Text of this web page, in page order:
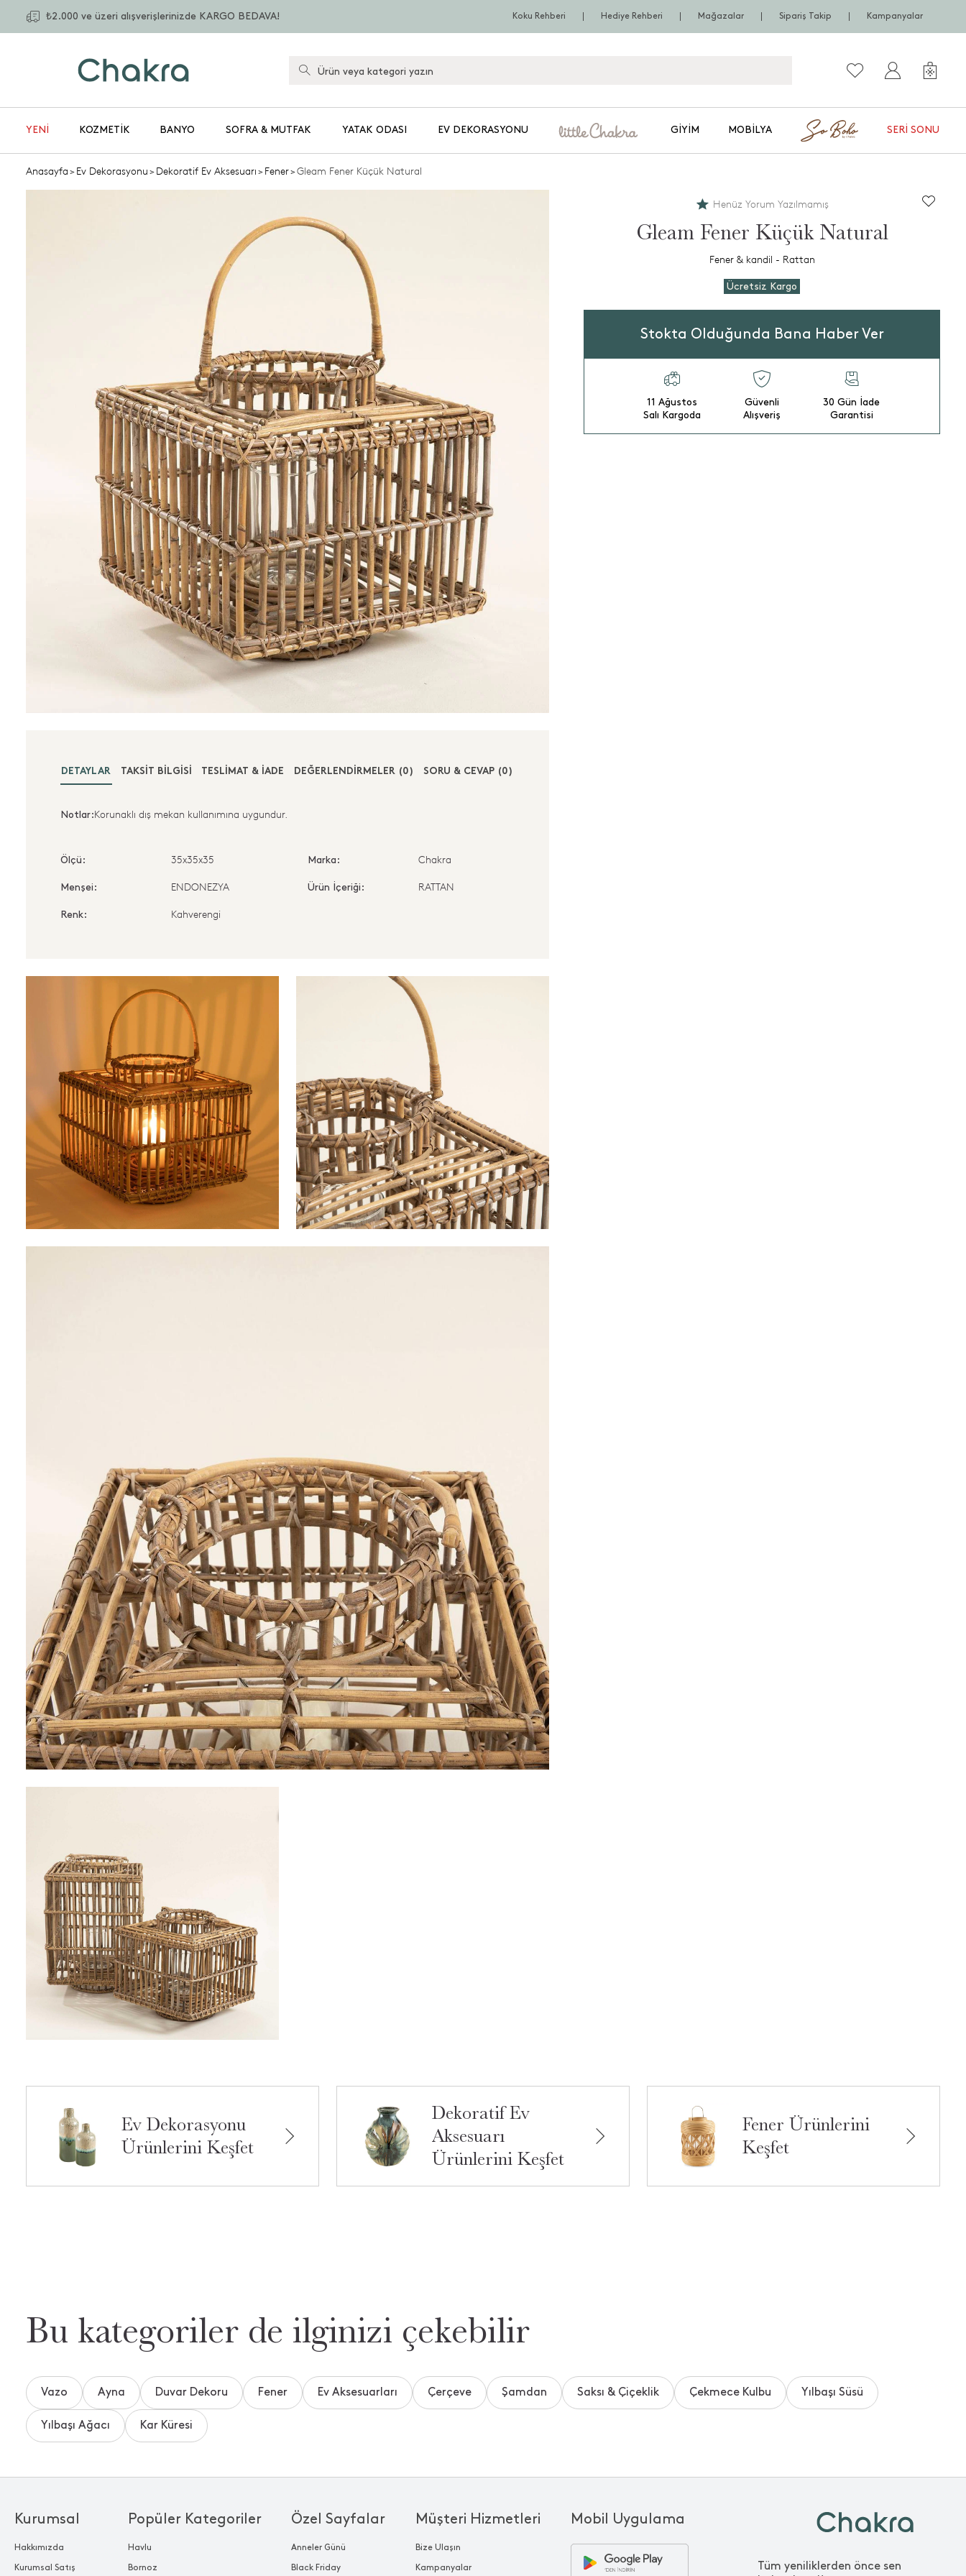
₺2.000 ve üzeri alışverişlerinizde KARGO BEDAVA! Koku Rehberi Hediye Rehberi Mağazalar Sipariş Takip Kampanyalar
YENİ KOZMETIK BANYO SOFRA & MUTFAK YATAK ODASI EV DEKORASYONU GIYIM MOBILYA SERI SONU
Anasayfa>Ev Dekorasyonu>Dekoratif Ev Aksesuarı>Fener>Gleam Fener Küçük Natural
DETAYLAR TAKSIT BILGISI TESLIMAT & İADE DEĞERLENDİRMELER (0) SORU & CEVAP (0)
Notlar:Korunaklı dış mekan kullanımına uygundur.
Ölçü: 35x35x35 Marka: Chakra
Menşei: ENDONEZYA Ürün İçeriği: RATTAN
Renk: Kahverengi
Henüz Yorum Yazılmamış
Gleam Fener Küçük Natural
Fener & kandil - Rattan
Ücretsiz Kargo
Stokta Olduğunda Bana Haber Ver
11 Ağustos
Salı Kargoda
Güvenli
Alışveriş
30 Gün İade
Garantisi
Ev Dekorasyonu
Ürünlerini Keşfet
Dekoratif Ev
Aksesuarı
Ürünlerini Keşfet
Fener Ürünlerini
Keşfet
Bu kategoriler de ilginizi çekebilir
Vazo Ayna Duvar Dekoru Fener Ev Aksesuarları Çerçeve Şamdan Saksı & Çiçeklik Çekmece Kulbu Yılbaşı Süsü
Yılbaşı Ağacı Kar Küresi
Tüm yeniliklerden önce sen
Popüler Kategoriler
Havlu
Bornoz
Özel Sayfalar
Anneler Günü
Black Friday
Kurumsal
Hakkımızda
Kurumsal Satış
Müşteri Hizmetleri
Bize Ulaşın
Kampanyalar
Mobil Uygulama